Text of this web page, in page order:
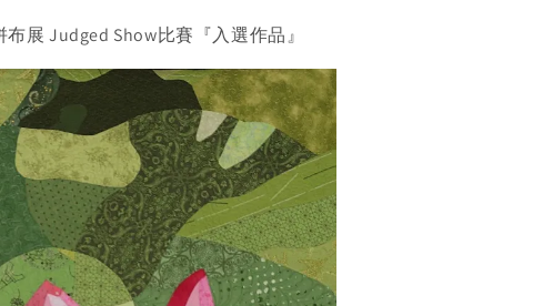
展 Judged Show比賽『入選作品』